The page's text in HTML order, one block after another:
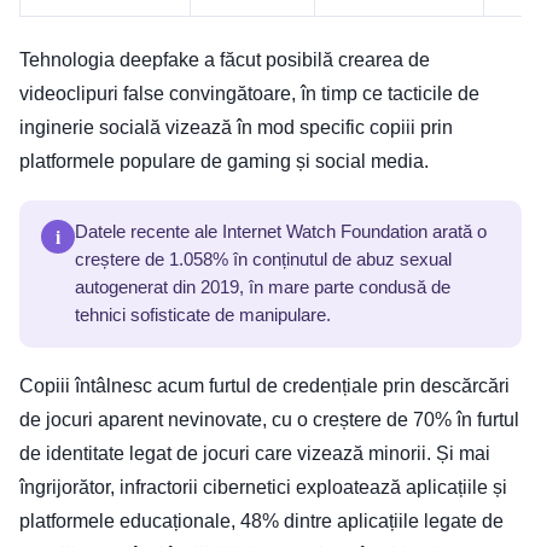
Tehnologia deepfake a făcut posibilă crearea de
videoclipuri false convingătoare, în timp ce tacticile de
inginerie socială vizează în mod specific copiii prin
platformele populare de gaming și social media.
i
Datele recente ale Internet Watch Foundation arată o
creștere de 1.058% în conținutul de abuz sexual
autogenerat din 2019, în mare parte condusă de
tehnici sofisticate de manipulare.
Copiii întâlnesc acum furtul de credențiale prin descărcări
de jocuri aparent nevinovate, cu o creștere de 70% în furtul
de identitate legat de jocuri care vizează minorii. Și mai
îngrijorător, infractorii cibernetici exploatează aplicațiile și
platformele educaționale, 48% dintre aplicațiile legate de